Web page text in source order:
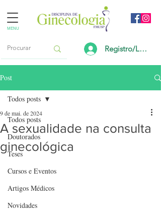
Registro/Login
MENU
Post
Todos posts
Doutorados
Teses
Cursos e Eventos
Artigos Médicos
Novidades
Todos posts
A sexualidade na consulta
ginecológica
9 de mai. de 2024